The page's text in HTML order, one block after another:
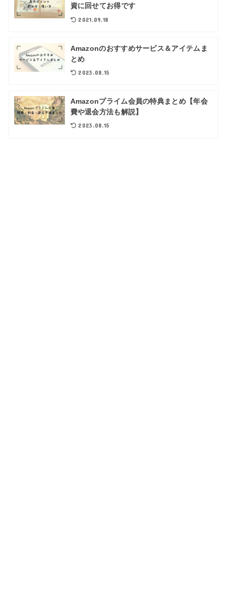
資に回せてお得です
2021.09.18
Amazonのおすすめサービス＆アイテムま
とめ
2023.08.15
Amazonプライム会員の特典まとめ【年会
費や退会方法も解説】
2023.08.15